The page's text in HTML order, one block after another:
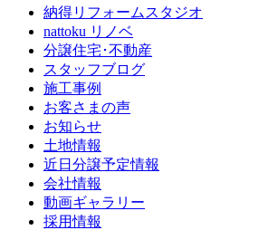
納得リフォームスタジオ
nattoku リノベ
分譲住宅･不動産
スタッフブログ
施工事例
お客さまの声
お知らせ
土地情報
近日分譲予定情報
会社情報
動画ギャラリー
採用情報